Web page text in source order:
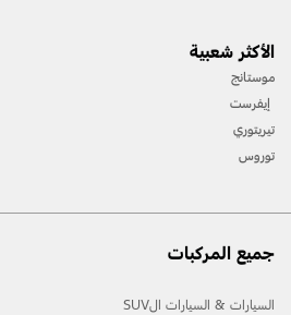
الأكثر شعبية
موستانج
إيفرست
تيريتوري
توروس
جميع المركبات
السيارات & السيارات الSUV